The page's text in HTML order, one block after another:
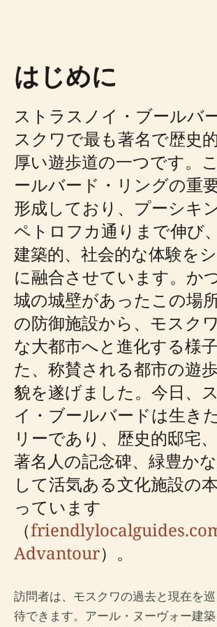
はじめに
ストラスノイ・ブールバ
スクワで最も著名で歴史
厚い遊歩道の一つです。
ールバード・リングの重
形成しており、プーシキ
ペトロフカ通りまで伸び、
建築的、社会的な体験を
に融合させています。か
城の城壁があったこの場
の防御施設から、モスク
な大都市へと進化する様
た、称賛される都市の遊
貌を遂げました。今日、
イ・ブールバードは生き
リーであり、歴史的邸宅
著名人の記念碑、緑豊か
して活気ある文化施設の
っています
（
Advantour）。
訪問者は、モスクワの過去と現在を
待できます。アール・ヌーヴォー建築